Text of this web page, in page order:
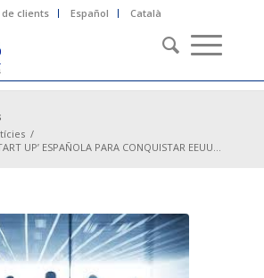
clients Español Català
/
UP’ ESPAÑOLA PARA CONQUISTAR EEUU...